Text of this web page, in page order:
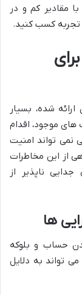
مقادیر کم و در
تجربه کسب کنید.
شده، بسیار
های موجود، اقدام
نمی تواند امنیت
از این مخاطرات
ناپذیر از
ها
حساب و بلوکه
تواند به دلایل